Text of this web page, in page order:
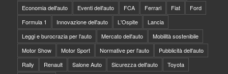
Economia dell'auto
Eventi dell'auto FCA Ferrari Fiat
Ford
Formula 1
Innovazione dell'auto L'Ospite
Lancia
Leggi e burocrazia per l'auto
Mercato dell'auto
Mobilità sostenibile
Motor Show
Motor Sport Normative per l'auto
Pubblicità dell'auto
Rally
Renault Salone Auto Sicurezza dell'auto
Toyota